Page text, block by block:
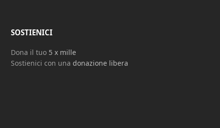
SOSTIENICI
Dona il tuo 5 x mille
Sostienici con unadonazione libera